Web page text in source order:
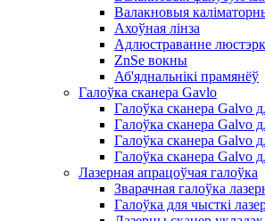
Валакновыя
Ахоўная лінза
Адлюстраванне
ZnSe вокны
Аб'яднальнікі прамянёў
Галоўка сканера Gavlo
Галоўка сканера Galvo
Галоўка сканера Galvo
Галоўка сканера Galvo
Галоўка сканера Galvo
Лазерная апрацоўчая галоўка
Зварачная галоўка
Галоўка для чысткі